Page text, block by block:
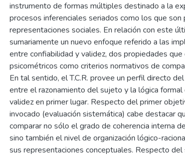
instrumento de formas múltiples destinado a la
procesos inferenciales seriados como los que son
representaciones sociales. En relación con este
sumariamente un nuevo enfoque referido a las
entre confiabilidad y validez, dos propiedades
psicométricos como criterios normativos de
En tal sentido, el T.C.R. provee un perfil directo
entre el razonamiento del sujeto y la lógica
validez en primer lugar. Respecto del primer
invocado (evaluación sistemática) cabe destacar
comparar no sólo el grado de coherencia interna
sino también el nivel de organización lógico-
sus representaciones conceptuales. Respecto